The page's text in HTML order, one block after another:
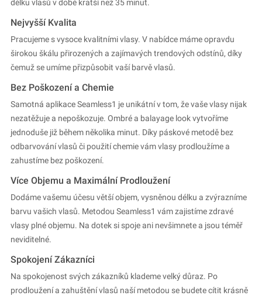
délku vlasů v době kratší než 35 minut.
Nejvyšší Kvalita
Pracujeme s vysoce kvalitními vlasy. V nabídce máme opravdu
širokou škálu přirozených a zajímavých trendových odstínů, díky
čemuž se umíme přizpůsobit vaší barvě vlasů.
Bez Poškození a Chemie
Samotná aplikace Seamless1 je unikátní v tom, že vaše vlasy nijak
nezatěžuje a nepoškozuje. Ombré a balayage look vytvoříme
jednoduše již během několika minut. Díky páskové metodě bez
odbarvování vlasů či použití chemie vám vlasy prodloužíme a
zahustíme bez poškození.
Více Objemu a Maximální Prodloužení
Dodáme vašemu účesu větší objem, vysněnou délku a zvýrazníme
barvu vašich vlasů. Metodou Seamless1 vám zajistíme zdravé
vlasy plné objemu. Na dotek si spoje ani nevšimnete a jsou téměř
neviditelné.
Spokojení Zákazníci
Na spokojenost svých zákazníků klademe velký důraz. Po
prodloužení a zahuštění vlasů naší metodou se budete cítit krásně